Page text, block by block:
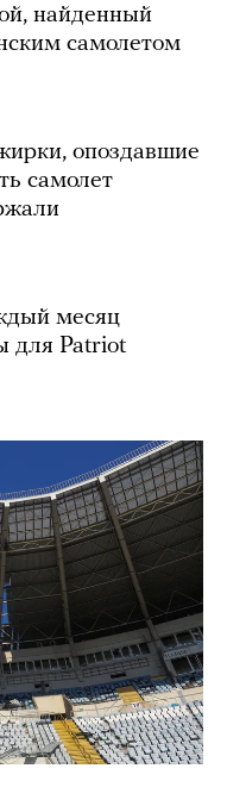
найденный
самолетом
опоздавшие
самолет
месяц
для Patriot